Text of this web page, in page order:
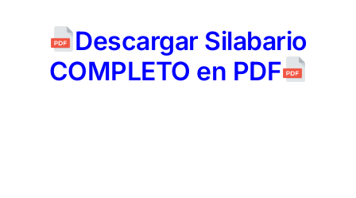
Descargar Silabario
COMPLETO en PDF